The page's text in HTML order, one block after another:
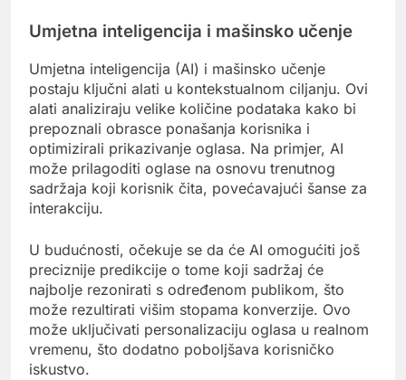
Umjetna inteligencija i mašinsko učenje
Umjetna inteligencija (AI) i mašinsko učenje
postaju ključni alati u kontekstualnom ciljanju. Ovi
alati analiziraju velike količine podataka kako bi
prepoznali obrasce ponašanja korisnika i
optimizirali prikazivanje oglasa. Na primjer, AI
može prilagoditi oglase na osnovu trenutnog
sadržaja koji korisnik čita, povećavajući šanse za
interakciju.
U budućnosti, očekuje se da će AI omogućiti još
preciznije predikcije o tome koji sadržaj će
najbolje rezonirati s određenom publikom, što
može rezultirati višim stopama konverzije. Ovo
može uključivati personalizaciju oglasa u realnom
vremenu, što dodatno poboljšava korisničko
iskustvo.